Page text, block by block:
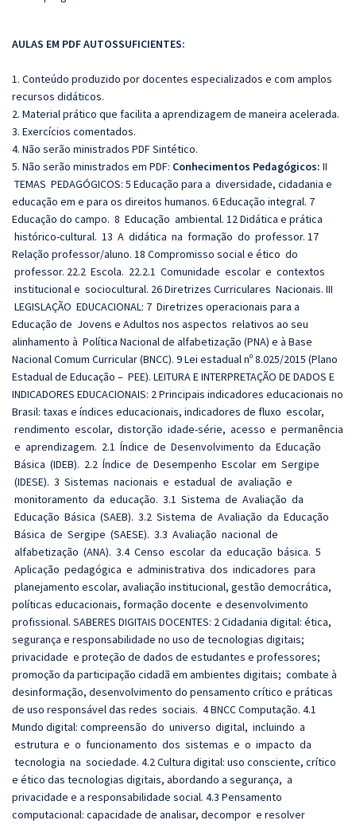
AULAS EM PDF AUTOSSUFICIENTES:
1. Conteúdo produzido por docentes especializados e com amplos
recursos didáticos.
2. Material prático que facilita a aprendizagem de maneira acelerada.
3. Exercícios comentados.
4. Não serão ministrados PDF Sintético.
5. Não serão ministrados em PDF: Conhecimentos Pedagógicos: II
TEMAS PEDAGÓGICOS: 5 Educação para a diversidade, cidadania e
educação em e para os direitos humanos. 6 Educação integral. 7
Educação do campo. 8 Educação ambiental. 12 Didática e prática
histórico‐cultural. 13 A didática na formação do professor. 17
Relação professor/aluno. 18 Compromisso social e ético do
professor. 22.2 Escola. 22.2.1 Comunidade escolar e contextos
institucional e sociocultural. 26 Diretrizes Curriculares Nacionais. III
LEGISLAÇÃO EDUCACIONAL: 7 Diretrizes operacionais para a
Educação de Jovens e Adultos nos aspectos relativos ao seu
alinhamento à Política Nacional de alfabetização (PNA) e à Base
Nacional Comum Curricular (BNCC). 9 Lei estadual nº 8.025/2015 (Plano
Estadual de Educação – PEE). LEITURA E INTERPRETAÇÃO DE DADOS E
INDICADORES EDUCACIONAIS: 2 Principais indicadores educacionais no
Brasil: taxas e índices educacionais, indicadores de fluxo escolar,
rendimento escolar, distorção idade‐série, acesso e permanência
e aprendizagem. 2.1 Índice de Desenvolvimento da Educação
Básica (IDEB). 2.2 Índice de Desempenho Escolar em Sergipe
(IDESE). 3 Sistemas nacionais e estadual de avaliação e
monitoramento da educação. 3.1 Sistema de Avaliação da
Educação Básica (SAEB). 3.2 Sistema de Avaliação da Educação
Básica de Sergipe (SAESE). 3.3 Avaliação nacional de
alfabetização (ANA). 3.4 Censo escolar da educação básica. 5
Aplicação pedagógica e administrativa dos indicadores para
planejamento escolar, avaliação institucional, gestão democrática,
políticas educacionais, formação docente e desenvolvimento
profissional. SABERES DIGITAIS DOCENTES: 2 Cidadania digital: ética,
segurança e responsabilidade no uso de tecnologias digitais;
privacidade e proteção de dados de estudantes e professores;
promoção da participação cidadã em ambientes digitais; combate à
desinformação, desenvolvimento do pensamento crítico e práticas
de uso responsável das redes sociais. 4 BNCC Computação. 4.1
Mundo digital: compreensão do universo digital, incluindo a
estrutura e o funcionamento dos sistemas e o impacto da
tecnologia na sociedade. 4.2 Cultura digital: uso consciente, crítico
e ético das tecnologias digitais, abordando a segurança, a
privacidade e a responsabilidade social. 4.3 Pensamento
computacional: capacidade de analisar, decompor e resolver